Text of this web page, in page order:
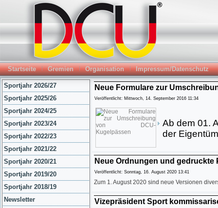
Startseite Gremien Organisation Impressum/Datenschutz
Sportjahr 2026/27
Sportjahr 2025/26
Sportjahr 2024/25
Sportjahr 2023/24
Sportjahr 2022/23
Sportjahr 2021/22
Sportjahr 2020/21
Sportjahr 2019/20
Sportjahr 2018/19
Newsletter
Neue Formulare zur
Veröffentlicht: Mittwoch, 14. September 2016 11:34
Ab dem 01.
der
Neue Ordnungen und gedruckte
Veröffentlicht: Sonntag, 16. August 2020 13:41
Zum 1. August 2020 sind neue Versionen
Vizepräsident Sport